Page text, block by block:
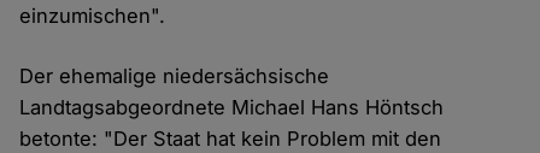
einzumischen".
Der ehemalige niedersächsische
Landtagsabgeordnete Michael Hans Höntsch
betonte: "Der Staat hat kein Problem mit den